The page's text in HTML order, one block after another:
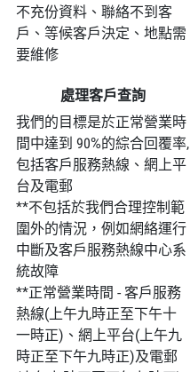
不充份資料、聯絡不到客
戶、等候客戶決定、地點需
要維修
處理客戶查詢​
我們的目標是於正常營業時
間中達到 90%的綜合回覆率,
包括客戶服務熱線、網上平
台及電郵
**不包括於我們合理控制範
圍外的情況，例如網絡運行
中斷及客戶服務熱線中心系
統故障
**正常營業時間 - 客戶服務
熱線(上午九時正至下午十
一時正)、網上平台(上午九
時正至下午九時正)及電郵